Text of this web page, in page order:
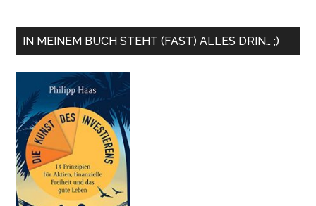
IN MEINEM BUCH STEHT (FAST) ALLES DRIN… ;)